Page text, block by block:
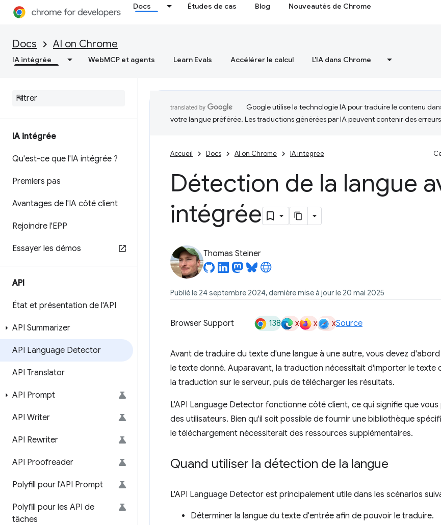
Docs Études de cas Blog Nouveautés de Chrome
Docs AI on Chrome
IA intégrée WebMCP et agents Learn Evals Accélérer le calcul L'IA dans Chrome
IA intégrée
Qu'est-ce que l'IA intégrée ?
Premiers pas
Avantages de l'IA côté client
Rejoindre l'EPP
Essayer les démos
API
État et présentation de l'API
API Summarizer
API Language Detector
API Translator
API Prompt
API Writer
API Rewriter
API Proofreader
Polyfill pour l'API Prompt
Polyfill pour les API de
tâches
Google utilise la technologie IA pour traduire le contenu
votre langue préférée. Les traductions générées par IA peuvent contenir des
Accueil Docs AI on Chrome IA intégrée
Détection de la langue
intégrée
Thomas Steiner
Publié le 24 septembre 2024, dernière mise à jour le 20 mai 2025
Browser Support 138 x x xSource
Avant de traduire du texte d'une langue à une autre, vous devez
le texte donné. Auparavant, la traduction nécessitait d'importer le texte
la traduction sur le serveur, puis de télécharger les résultats.
L'API Language Detector fonctionne côté client, ce qui signifie que
des utilisateurs. Bien qu'il soit possible de fournir une bibliothèque
le téléchargement nécessiterait des ressources supplémentaires.
Quand utiliser la détection de la langue
L'API Language Detector est principalement utile dans les scénarios
Déterminer la langue du texte d'entrée afin de pouvoir le traduire.